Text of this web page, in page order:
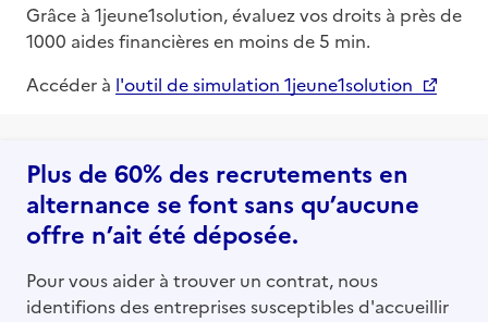
Grâce à 1jeune1solution, évaluez vos droits à près de
1000 aides financières en moins de 5 min.
Accéder à l'outil de simulation 1jeune1solution
Plus de 60% des recrutements en
alternance se font sans qu’aucune
offre n’ait été déposée.
Pour vous aider à trouver un contrat, nous
identifions des entreprises susceptibles d'accueillir